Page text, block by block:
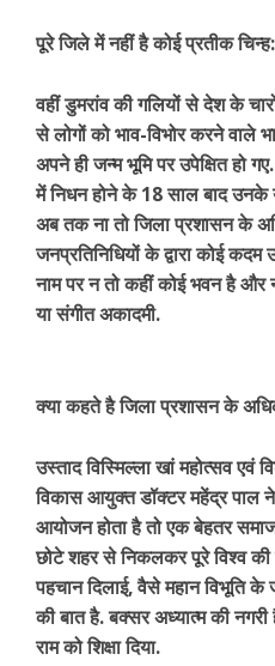
पूरे जिले में नहीं है कोई प्रतीक चिन्ह:
वहीं डुमरांव की गलियों से देश के
से लोगों को भाव-विभोर करने वाले
अपने ही जन्म भूमि पर उपेक्षित हो
में निधन होने के 18 साल बाद
अब तक ना तो जिला प्रशासन के
जनप्रतिनिधियों के द्वारा कोई
नाम पर न तो कहीं कोई भवन है
या संगीत अकादमी.
क्या कहते है जिला प्रशासन के
उस्ताद विस्मिल्ला खां महोत्सव एवं
विकास आयुक्त डॉक्टर महेंद्र पाल
आयोजन होता है तो एक बेहतर
छोटे शहर से निकलकर पूरे विश्व की
पहचान दिलाई, वैसे महान विभूति के
की बात है. बक्सर अध्यात्म की नगरी
राम को शिक्षा दिया.